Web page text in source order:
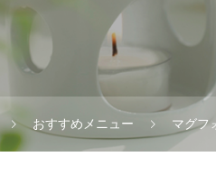
おすすめメニュー マグフ